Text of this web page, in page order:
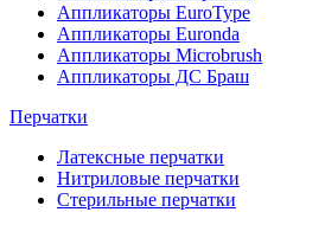
Аппликаторы EuroType
Аппликаторы Euronda
Аппликаторы Microbrush
Аппликаторы ДС Браш
Перчатки
Латексные перчатки
Нитриловые перчатки
Стерильные перчатки